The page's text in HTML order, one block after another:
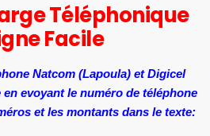
Téléphonique
Facile
Natcom (Lapoula) et Digicel
evoyant le numéro de téléphone
et les montants dans le texte: